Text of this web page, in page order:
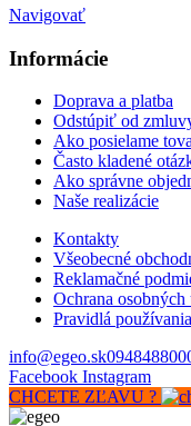
Navigovať
Informácie
Doprava a platba
Odstúpiť od
Ako posielame
Často kladené
Ako správne
Naše realizácie
Kontakty
Všeobecné
Reklamačné
Ochrana osobných
Pravidlá
info@egeo.sk
Facebook Instagram
CHCETE ZĽAVU ?